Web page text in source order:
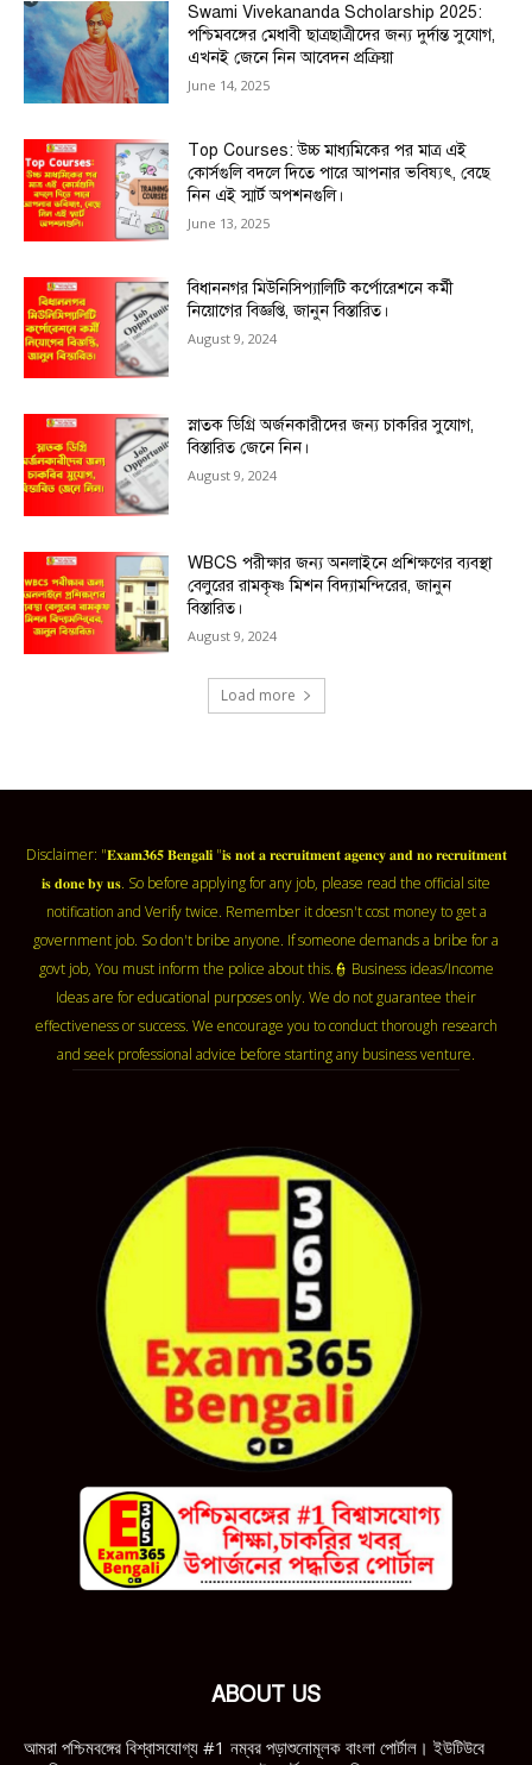
Swami Vivekananda Scholarship 2025:
পশ্চিমবঙ্গের মেধাবী ছাত্রছাত্রীদের জন্য দুর্দান্ত সুযোগ,
এখনই জেনে নিন আবেদন প্রক্রিয়া
June 14, 2025
Top Courses: উচ্চ মাধ্যমিকের পর মাত্র এই
কোর্সগুলি বদলে দিতে পারে আপনার ভবিষ্যৎ, বেছে
নিন এই স্মার্ট অপশনগুলি।
June 13, 2025
বিধাননগর মিউনিসিপ্যালিটি কর্পোরেশনে কর্মী
নিয়োগের বিজ্ঞপ্তি, জানুন বিস্তারিত।
August 9, 2024
স্নাতক ডিগ্রি অর্জনকারীদের জন্য চাকরির সুযোগ,
বিস্তারিত জেনে নিন।
August 9, 2024
WBCS পরীক্ষার জন্য অনলাইনে প্রশিক্ষণের ব্যবস্থা
বেলুরের রামকৃষ্ণ মিশন বিদ্যামন্দিরের, জানুন
বিস্তারিত।
August 9, 2024
Load more
Disclaimer: "𝐄𝐱𝐚𝐦𝟑𝟔𝟓 𝐁𝐞𝐧𝐠𝐚𝐥𝐢 "𝐢𝐬 𝐧𝐨𝐭 𝐚 𝐫𝐞𝐜𝐫𝐮𝐢𝐭𝐦𝐞𝐧𝐭 𝐚𝐠𝐞𝐧𝐜𝐲 𝐚𝐧𝐝 𝐧𝐨 𝐫𝐞𝐜𝐫𝐮𝐢𝐭𝐦𝐞𝐧𝐭
𝐢𝐬 𝐝𝐨𝐧𝐞 𝐛𝐲 𝐮𝐬. So before applying for any job, please read the official site
notification and Verify twice. Remember it doesn't cost money to get a
government job. So don't bribe anyone. If someone demands a bribe for a
govt job, You must inform the police about this.👮 Business ideas/Income
Ideas are for educational purposes only. We do not guarantee their
effectiveness or success. We encourage you to conduct thorough research
and seek professional advice before starting any business venture.
ABOUT US
আমরা পশ্চিমবঙ্গের বিশ্বাসযোগ্য #1 নম্বর পড়াশুনোমূলক বাংলা পোর্টাল। ইউটিউবে